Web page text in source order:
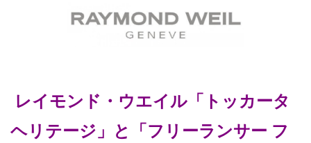
レイモンド・ウエイル「トッカータ
ヘリテージ」と「フリーランサー フ